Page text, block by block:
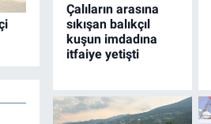
Çalıların arasına
sıkışan balıkçıl
kuşun imdadına
itfaiye yetişti